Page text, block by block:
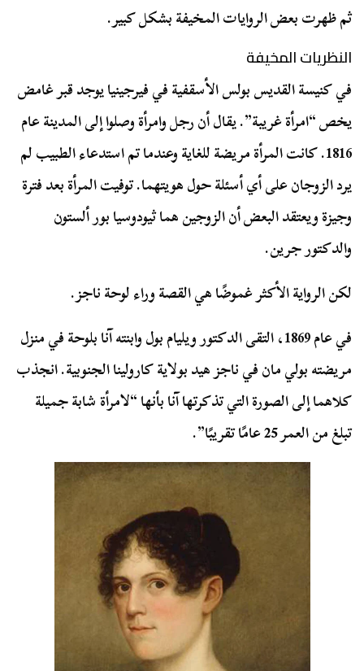
ثم ظهرت بعض الروايات المخيفة بشكل كبير.
النظريات المخيفة
في كنيسة القديس بولس الأسقفية في فيرجينيا يوجد قبر غامض
يخص “امرأة غريبة”. يقال أن رجل وامرأة وصلوا إلى المدينة عام
1816. كانت المرأة مريضة للغاية وعندما تم استدعاء الطبيب لم
يرد الزوجان على أي أسئلة حول هويتهما. توفيت المرأة بعد فترة
وجيزة ويعتقد البعض أن الزوجين هما ثيودوسيا بور ألستون
والدكتور جرين.
لكن الرواية الأكثر غموضًا هي القصة وراء لوحة ناجز.
في عام 1869، التقى الدكتور ويليام بول وابنته آنا بلوحة في منزل
مريضته بولي مان في ناجز هيد بولاية كارولينا الجنوبية. انجذب
كلاهما إلى الصورة التي تذكرتها آنا بأنها “لامرأة شابة جميلة
تبلغ من العمر 25 عامًا تقريبًا”.